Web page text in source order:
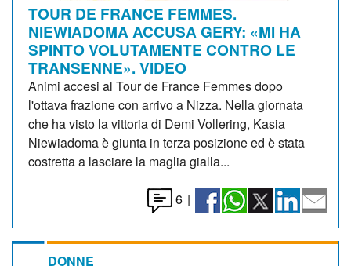
TOUR DE FRANCE FEMMES.
NIEWIADOMA ACCUSA GERY: «MI HA
SPINTO VOLUTAMENTE CONTRO LE
TRANSENNE». VIDEO
Animi accesi al Tour de France Femmes dopo
l'ottava frazione con arrivo a Nizza. Nella giornata
che ha visto la vittoria di Demi Vollering, Kasia
Niewiadoma è giunta in terza posizione ed è stata
costretta a lasciare la maglia gialla...
6 |
DONNE